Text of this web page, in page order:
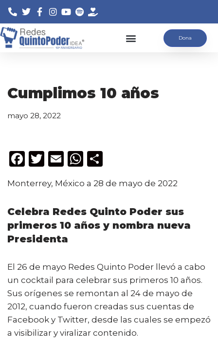
Saltar
al
Dona
Cumplimos 10 años
mayo 28, 2022
F
c
e
b
o
k
T
it
te
r
E
ai
l
W
a
ts
A
m
p
ar
ti
Monterrey, México a 28 de mayo de 2022
Celebra Redes Quinto Poder sus
primeros 10 años y nombra nueva
Presidenta
El 26 de mayo Redes Quinto Poder llevó a cabo
un cocktail para celebrar sus primeros 10 años.
Sus orígenes se remontan al 24 de mayo de
2012, cuando fueron creadas sus cuentas de
Facebook y Twitter, desde las cuales se empezó
a visibilizar y viralizar contenido.